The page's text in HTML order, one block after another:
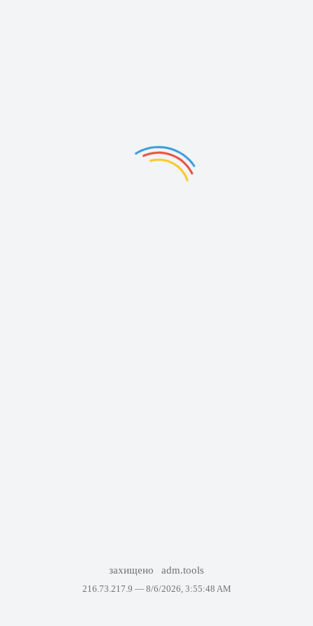
захищено adm.tools
216.73.217.9 — 8/6/2026, 3:55:48 AM